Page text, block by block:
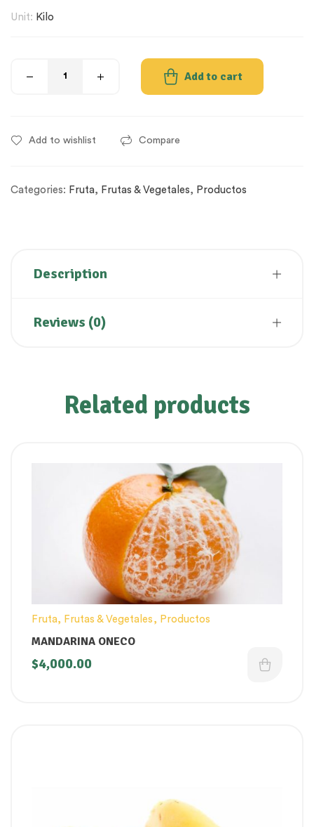
Unit: Kilo
Add to cart
Add to wishlist Compare
Categories: Fruta, Frutas & Vegetales, Productos
Description
Reviews (0)
Related products
Fruta, Frutas & Vegetales , Productos
MANDARINA ONECO
$4,000.00